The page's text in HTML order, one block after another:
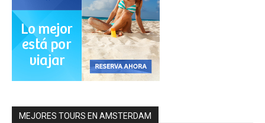
MEJORES TOURS EN AMSTERDAM